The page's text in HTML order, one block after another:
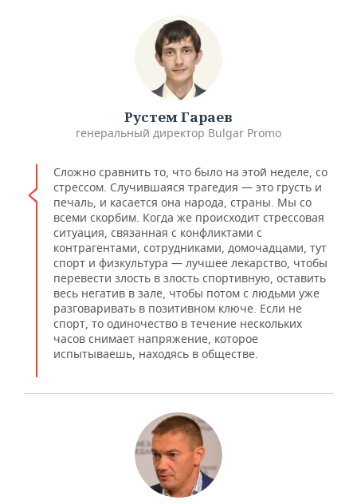
Рустем Гараев
генеральный директор Bulgar Promo
Сложно сравнить то, что было на этой неделе, со
стрессом. Случившаяся трагедия — это грусть и
печаль, и касается она народа, страны. Мы со
всеми скорбим. Когда же происходит стрессовая
ситуация, связанная с конфликтами с
контрагентами, сотрудниками, домочадцами, тут
спорт и физкультура — лучшее лекарство, чтобы
перевести злость в злость спортивную, оставить
весь негатив в зале, чтобы потом с людьми уже
разговаривать в позитивном ключе. Если не
спорт, то одиночество в течение нескольких
часов снимает напряжение, которое
испытываешь, находясь в обществе.